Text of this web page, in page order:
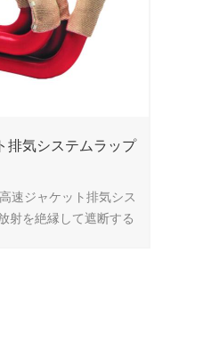
排気システムラップ
速ジャケット排気シス
射を絶縁して遮断する